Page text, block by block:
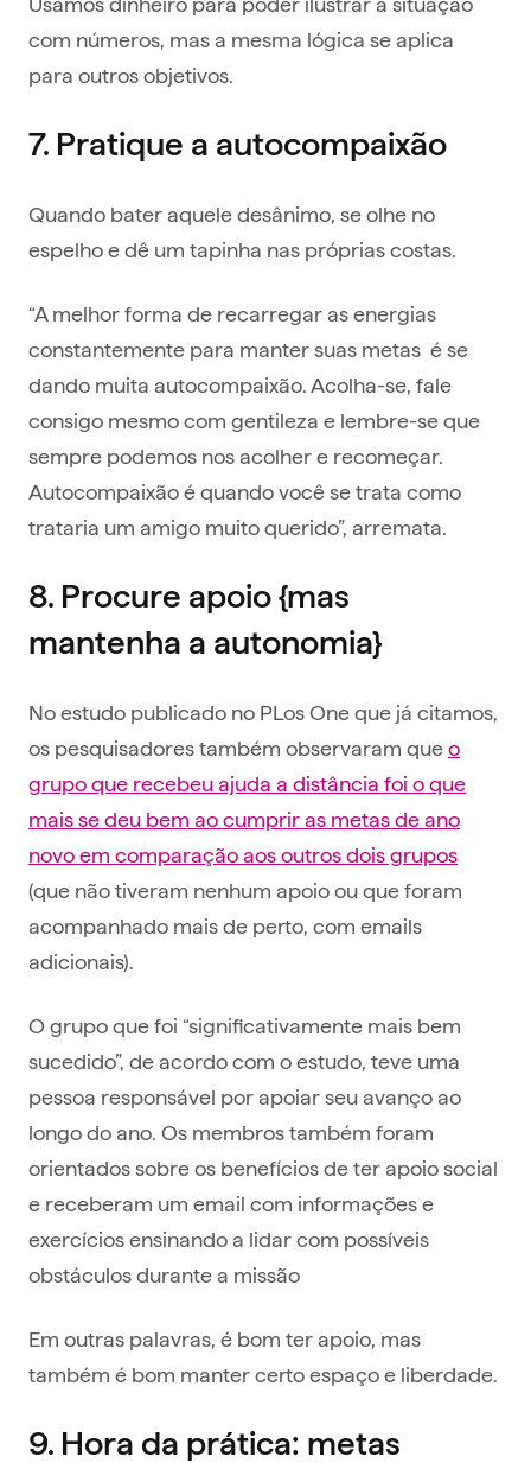
com números, mas a mesma lógica se aplica
para outros objetivos.
7. Pratique a autocompaixão
Quando bater aquele desânimo, se olhe no
espelho e dê um tapinha nas próprias costas.
“A melhor forma de recarregar as energias
constantemente para manter suas metas é se
dando muita autocompaixão. Acolha-se, fale
consigo mesmo com gentileza e lembre-se que
sempre podemos nos acolher e recomeçar.
Autocompaixão é quando você se trata como
trataria um amigo muito querido”, arremata.
8. Procure apoio {mas
mantenha a autonomia}
No estudo publicado no PLos One que já citamos,
os pesquisadores também observaram queo
grupo que recebeu ajuda a distância foi o que
mais se deu bem ao cumprir as metas de ano
novo em comparação aos outros dois grupos
(que não tiveram nenhum apoio ou que foram
acompanhado mais de perto, com emails
adicionais).
O grupo que foi “significativamente mais bem
sucedido”, de acordo com o estudo, teve uma
pessoa responsável por apoiar seu avanço ao
longo do ano. Os membros também foram
orientados sobre os benefícios de ter apoio social
e receberam um email com informações e
exercícios ensinando a lidar com possíveis
obstáculos durante a missão
Em outras palavras, é bom ter apoio, mas
também é bom manter certo espaço e liberdade.
9. Hora da prática: metas